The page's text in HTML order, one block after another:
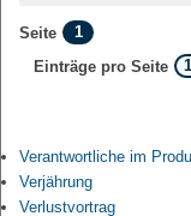
Seite
1
Einträge pro Seite
Verantwortliche im
Verjährung
Verlustvortrag